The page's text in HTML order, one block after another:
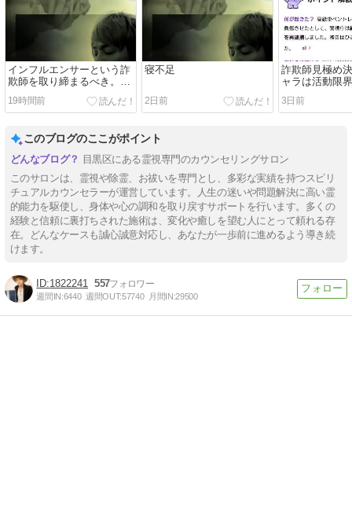
インフルエンサーという詐
欺師を取り締まるべき。子
供が勘違いする。
19時間前
寝不足
2日前
詐欺師見極め
ャラは活動限
迷惑省みずに
る。
3日前
このブログのここがポイント
目黒区にある霊視専門のカウンセリングサロン
このサロンは、霊視や除霊、お祓いを専門とし、多彩な実績を持つスピリ
チュアルカウンセラーが運営しています。人生の迷いや問題解決に高い霊
的能力を駆使し、身体や心の調和を取り戻すサポートを行います。多くの
経験と信頼に裏打ちされた施術は、変化や癒しを望む人にとって頼れる存
在。どんなケースも誠心誠意対応し、あなたが一歩前に進めるよう導き続
けます。
1822241 557
週間IN:6440 週間OUT:57740 月間IN:29500